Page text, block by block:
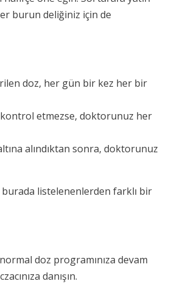
burun deliğiniz için de
doz, her gün bir kez her bir
kontrol etmezse, doktorunuz her
alındıktan sonra, doktorunuz
listelenenlerden farklı bir
doz programınıza devam
danışın.